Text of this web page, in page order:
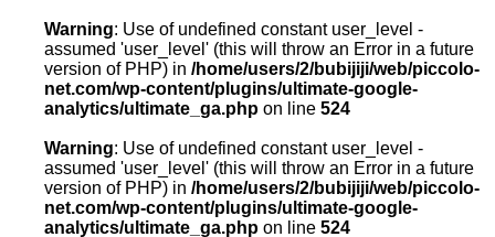
Warning: Use of undefined constant user_level -
assumed 'user_level' (this will throw an Error in a future
version of PHP) in /home/users/2/bubijiji/web/piccolo-
net.com/wp-content/plugins/ultimate-google-
analytics/ultimate_ga.php on line 524
Warning: Use of undefined constant user_level -
assumed 'user_level' (this will throw an Error in a future
version of PHP) in /home/users/2/bubijiji/web/piccolo-
net.com/wp-content/plugins/ultimate-google-
analytics/ultimate_ga.php on line 524